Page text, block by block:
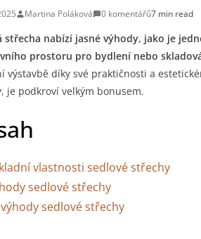
Martina Poláková 0 komentářů7 min read
střecha nabízí jasné výhody, jako je
prostoru pro bydlení nebo
výstavbě díky své praktičnosti a
je podkroví velkým bonusem.
vlastnosti sedlové střechy
sedlové střechy
sedlové střechy